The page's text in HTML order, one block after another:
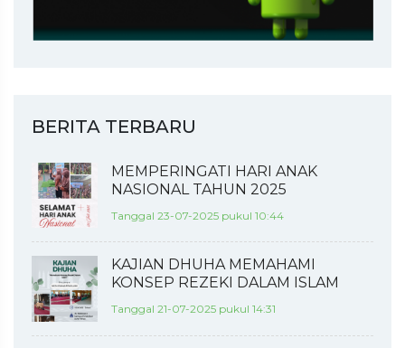
BERITA TERBARU
MEMPERINGATI HARI ANAK
NASIONAL TAHUN 2025
Tanggal 23-07-2025 pukul 10:44
KAJIAN DHUHA MEMAHAMI
KONSEP REZEKI DALAM ISLAM
Tanggal 21-07-2025 pukul 14:31